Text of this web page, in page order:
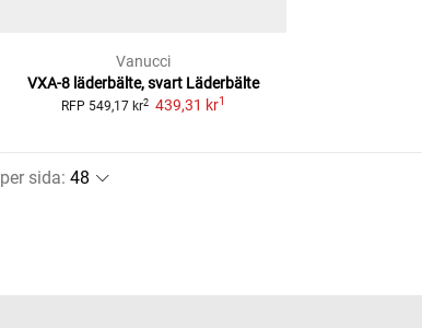
Vanucci
VXA-8 läderbälte, svart Läderbälte
RFP 549,17 kr2 439,31 kr1
per sida: